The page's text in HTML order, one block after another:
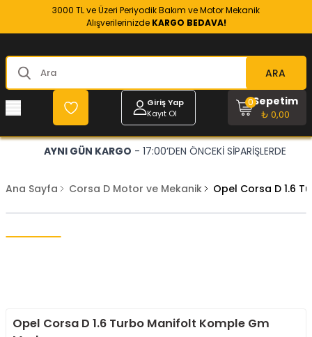
3000 TL ve Üzeri Periyodik Bakım ve Motor Mekanik
Alışverilerinizde KARGO BEDAVA!
ARA
Giriş Yap
Kayıt Ol
Sepetim
₺ 0,00
0
AYNI GÜN KARGO - 17:00’DEN ÖNCEKİ SİPARİŞLERDE
Ana Sayfa Corsa D Motor ve Mekanik Opel Corsa D 1.6
Opel Corsa D 1.6 Turbo Manifolt Komple Gm